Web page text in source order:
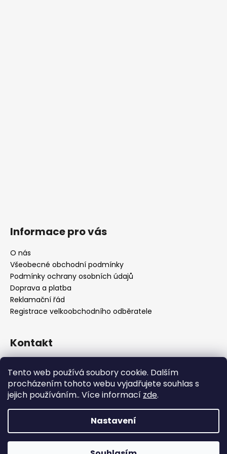
Tento web používá soubory cookie. Dalším
procházením tohoto webu vyjadřujete souhlas s
jejich používáním.. Více informací zde.
Nastavení
Informace pro vás
O nás
Všeobecné obchodní podmínky
Podmínky ochrany osobních údajů
Doprava a platba
Reklamační řád
Registrace velkoobchodního odběratele
Kontakt
+420222744000
Copyright 2026Platinum Nails Technology. Všechna